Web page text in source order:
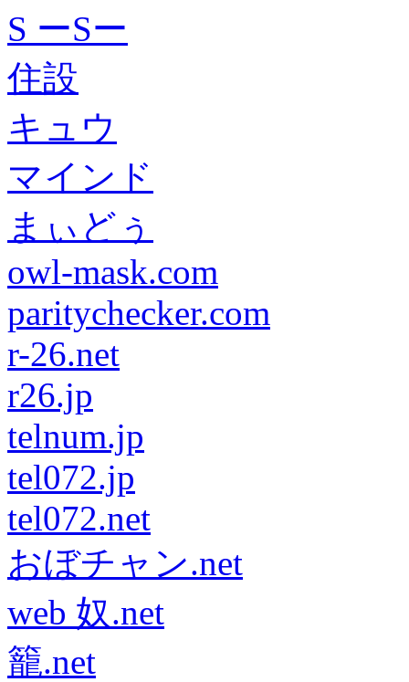
S ーSー
住設
キュウ
マインド
まぃどぅ
owl-mask.com
paritychecker.com
r-26.net
r26.jp
telnum.jp
tel072.jp
tel072.net
おぼチャン.net
web 奴.net
籠.net